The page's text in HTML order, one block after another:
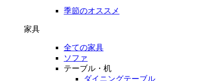
季節のオススメ
家具
全ての家具
ソファ
テーブル・机
ダイニングテーブル